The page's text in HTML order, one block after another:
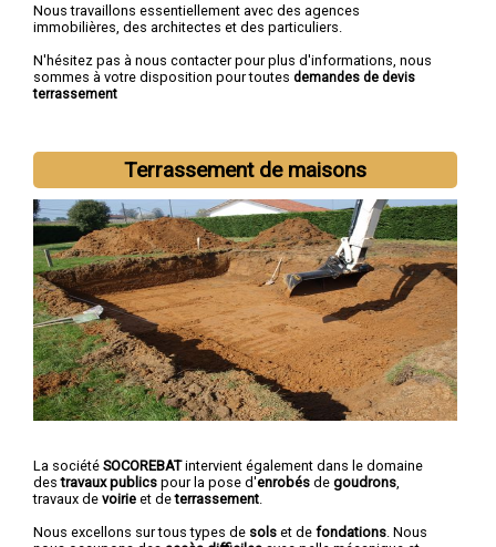
Nous travaillons essentiellement avec des agences
immobilières, des architectes et des particuliers.
N'hésitez pas à nous contacter pour plus d'informations, nous
sommes à votre disposition pour toutes demandes de devis
terrassement
Terrassement de maisons
La société SOCOREBATintervient également dans le domaine
destravaux publics pour la pose d'enrobés de goudrons
travaux de voirie et deterrassement
Nous excellons sur tous types de sols et de fondations . Nous